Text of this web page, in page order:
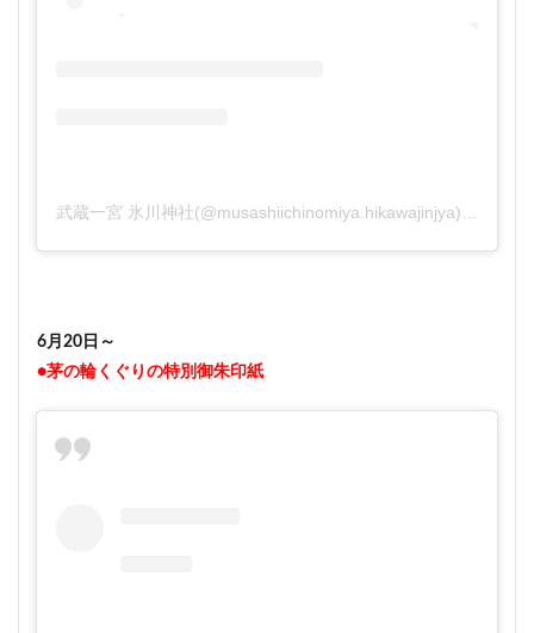
6月20日～
●茅の輪くぐりの特別御朱印紙